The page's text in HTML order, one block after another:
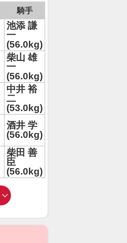
騎手
池添 謙
一
(56.0kg)
柴山 雄
一
(56.0kg)
中井 裕
二
(53.0kg)
酒井 学
(56.0kg)
柴田 善
臣
(56.0kg)